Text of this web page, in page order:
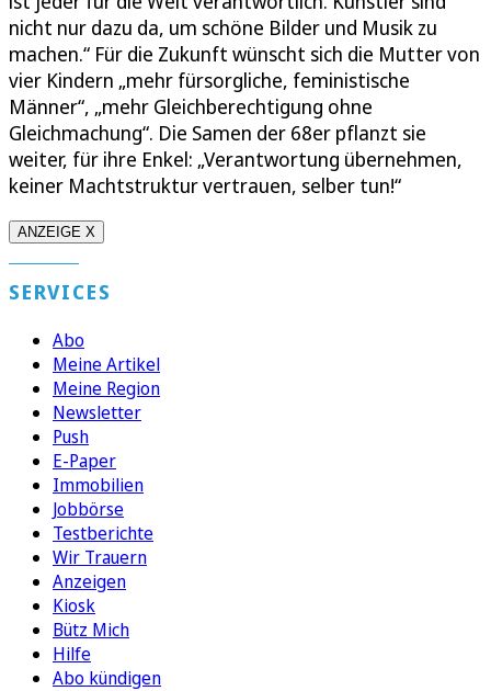
nicht nur dazu da, um schöne Bilder und Musik zu
machen.“ Für die Zukunft wünscht sich die Mutter von
vier Kindern „mehr fürsorgliche, feministische
Männer“, „mehr Gleichberechtigung ohne
Gleichmachung“. Die Samen der 68er pflanzt sie
weiter, für ihre Enkel: „Verantwortung übernehmen,
keiner Machtstruktur vertrauen, selber tun!“
ANZEIGE X
SERVICES
Abo
Meine Artikel
Meine Region
Newsletter
Push
E-Paper
Immobilien
Jobbörse
Testberichte
Wir Trauern
Anzeigen
Kiosk
Bütz Mich
Hilfe
Abo kündigen